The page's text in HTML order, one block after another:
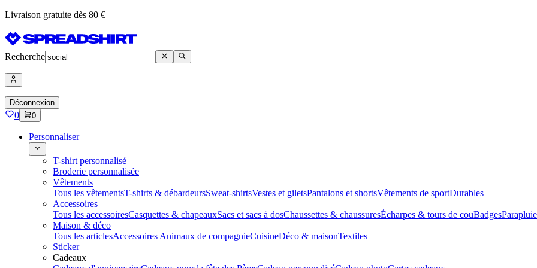
Livraison gratuite dès 80 €
Recherche
Déconnexion
0 0
Personnaliser
T-shirt personnalisé
Broderie personnalisée
Vêtements
Tous les vêtementsT-shirts & débardeursSweat-shirtsVestes et giletsPantalons et shortsVêtements de sportDurables
Accessoires
Tous les accessoiresCasquettes & chapeauxSacs et sacs à dosChaussettes & chaussuresÉcharpes & tours de couBadges
Maison & déco
Tous les articlesAccessoires Animaux de compagnieCuisineDéco & maisonTextiles
Sticker
Cadeaux